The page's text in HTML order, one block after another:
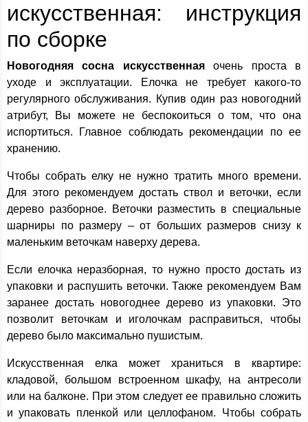
искусственная: инструкция
по сборке
Новогодняя сосна искусственнаяочень проста в
уходе и эксплуатации. Елочка не требует какого-то
регулярного обслуживания. Купив один раз новогодний
атрибут, Вы можете не беспокоиться о том, что она
испортиться. Главное соблюдать рекомендации по ее
хранению.
Чтобы собрать елку не нужно тратить много времени.
Для этого рекомендуем достать ствол и веточки, если
дерево разборное. Веточки разместить в специальные
шарниры по размеру – от больших размеров снизу к
маленьким веточкам наверху дерева.
Если елочка неразборная, то нужно просто достать из
упаковки и распушить веточки. Также рекомендуем Вам
заранее достать новогоднее дерево из упаковки. Это
позволит веточкам и иголочкам расправиться, чтобы
дерево было максимально пушистым.
Искусственная елка может храниться в квартире:
кладовой, большом встроенном шкафу, на антресоли
или на балконе. При этом следует ее правильно сложить
и упаковать пленкой или целлофаном. Чтобы собрать